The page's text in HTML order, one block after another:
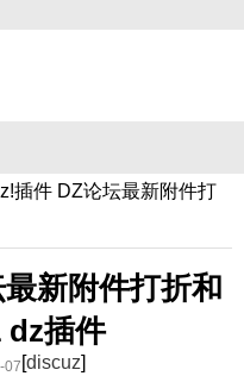
插件 DZ论坛最新附件打
新附件打折和
dz插件
07 [discuz]